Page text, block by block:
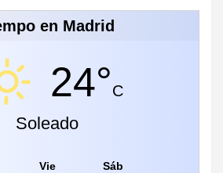
en Madrid
24°C
Soleado
Vie Sáb